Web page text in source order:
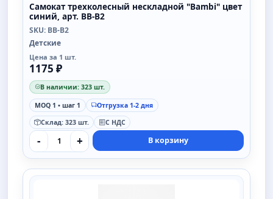
Самокат трехколесный нескладной "Bambi" цвет
синий, арт. BB-B2
SKU: BB-B2
Детские
Цена за 1 шт.
1175 ₽
В наличии: 323 шт.
MOQ 1 • шаг 1
Отгрузка 1-2 дня
Склад: 323 шт.
С НДС
- + В корзину
SAIMAA